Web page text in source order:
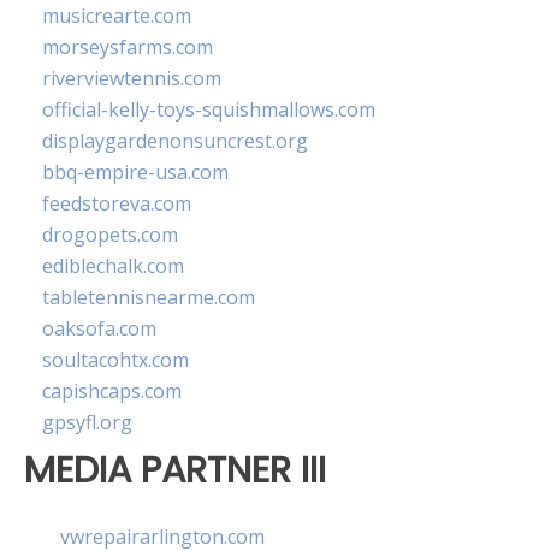
musicrearte.com
morseysfarms.com
riverviewtennis.com
official-kelly-toys-squishmallows.com
displaygardenonsuncrest.org
bbq-empire-usa.com
feedstoreva.com
drogopets.com
ediblechalk.com
tabletennisnearme.com
oaksofa.com
soultacohtx.com
capishcaps.com
gpsyfl.org
MEDIA PARTNER III
vwrepairarlington.com